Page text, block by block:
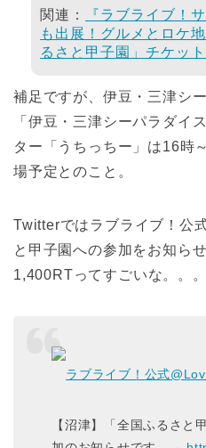
関連：
『ラブライブ！
も出展！グルメとロケ
るさと甲子園」チケッ
補足ですが、伊豆・三津シ
「伊豆・三津シーパラダイ
ター「うちっちー」は16時
場予定とのこと。
Twitterではラブライブ！公
と甲子園への参加をお知ら
1,400RTってすごいな。。
ラブライブ！公式
【沼津】「全国ふるさと